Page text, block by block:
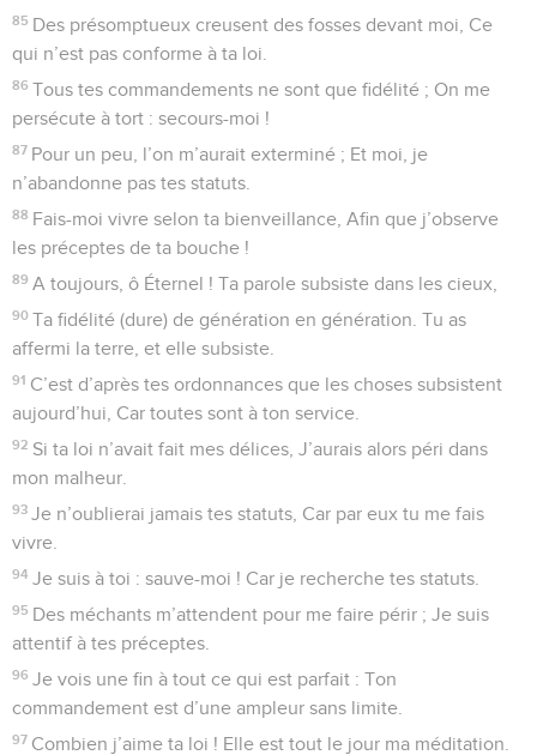
85 Des présomptueux creusent des fosses devant moi, Ce
qui n’est pas conforme à ta loi.
86 Tous tes commandements ne sont que fidélité ; On me
persécute à tort : secours-moi !
87 Pour un peu, l’on m’aurait exterminé ; Et moi, je
n’abandonne pas tes statuts.
88 Fais-moi vivre selon ta bienveillance, Afin que j’observe
les préceptes de ta bouche !
89 A toujours, ô Éternel ! Ta parole subsiste dans les cieux,
90 Ta fidélité (dure) de génération en génération. Tu as
affermi la terre, et elle subsiste.
91 C’est d’après tes ordonnances que les choses subsistent
aujourd’hui, Car toutes sont à ton service.
92 Si ta loi n’avait fait mes délices, J’aurais alors péri dans
mon malheur.
93 Je n’oublierai jamais tes statuts, Car par eux tu me fais
vivre.
94 Je suis à toi : sauve-moi ! Car je recherche tes statuts.
95 Des méchants m’attendent pour me faire périr ; Je suis
attentif à tes préceptes.
96 Je vois une fin à tout ce qui est parfait : Ton
commandement est d’une ampleur sans limite.
97 Combien j’aime ta loi ! Elle est tout le jour ma méditation.